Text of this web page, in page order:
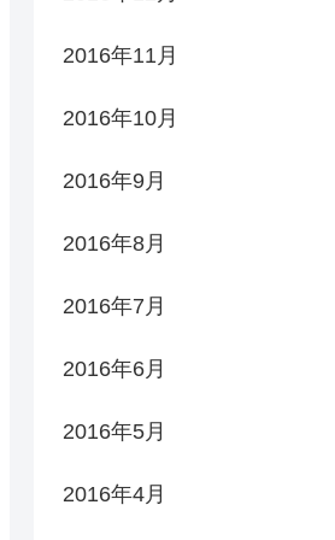
2016年11月
2016年10月
2016年9月
2016年8月
2016年7月
2016年6月
2016年5月
2016年4月